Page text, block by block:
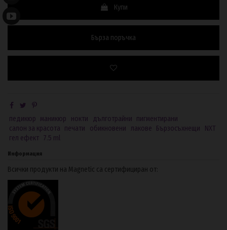
Купи
Бърза поръчка
педикюр маникюр нокти дълготрайни пигментирани
салон за красота печати обикновени лакове Бързосъхнещи
NXT
гел ефект 7.5 ml
Информация
Всички продукти на Magnetic са сертифициран от: